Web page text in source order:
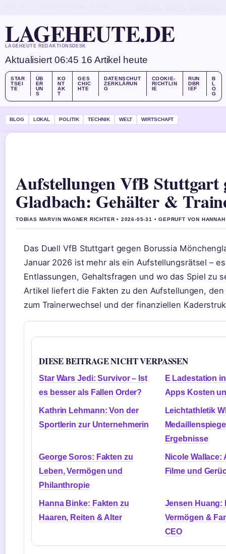
LAGEHEUTE.DE
LAGEHEUTE REDAKTIONSDESK
Aktualisiert 06:45 16 Artikel heute
STAR
TSEI
TE
ÜB
ER
UN
S
KO
NT
AK
T
GES
CHIC
HTE
DATENSCHUT
ZERKLÄRUN
G
COOKIE-
RICHTLIN
IE
RUN
DBR
IEF
B
L
O
G
BLOG LOKAL POLITIK TECHNIK WELT WIRTSCHAFT
Aufstellungen VfB Stuttgart
Gladbach: Gehälter &
TOBIAS MARVIN WAGNER RICHTER • 2026-05-31 • GEPRUFT VON
Das Duell VfB Stuttgart gegen Borussia
Januar 2026 ist mehr als ein Aufstellungsrätsel –
Entlassungen, Gehaltsfragen und wo das Spiel zu
Artikel liefert die Fakten zu den Aufstellungen,
zum Trainerwechsel und der finanziellen
DIESE BEITRAGE NICHT VERPASSEN
Star Wars Jedi: Survivor – Ist
es besser als Fallen Order?
E Ladestation
Apps Kosten
Kathrin Lehmann: Von der
Sportlerin zur Unternehmerin
Leichtathletik
Ergebnisse
George Soros: Fakten zu
Leben, Vermögen und
Philanthropie
Nicole Wallace:
Filme und
Hanna Binke: Fakten zu
Haaren, Reiten & Alter
Jensen Huang:
Vermögen &
CEO